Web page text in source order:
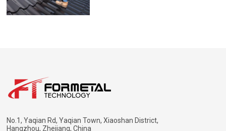
No.1, Yaqian Rd, Yaqian Town, Xiaoshan District,
Hangzhou, Zhejiang, China